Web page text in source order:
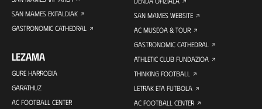
SAN MAMES EKITALDIAK
GASTRONOMIC CATHEDRAL
LEZAMA
GURE HARROBIA
GARATHUZ
AC FOOTBALL CENTER
SAN MAMES WEBSITE
AC MUSEOA & TOUR
GASTRONOMIC CATHEDRAL
ATHLETIC CLUB FUNDAZIOA
THINKING FOOTBALL
LETRAK ETA FUTBOLA
AC FOOTBALL CENTER